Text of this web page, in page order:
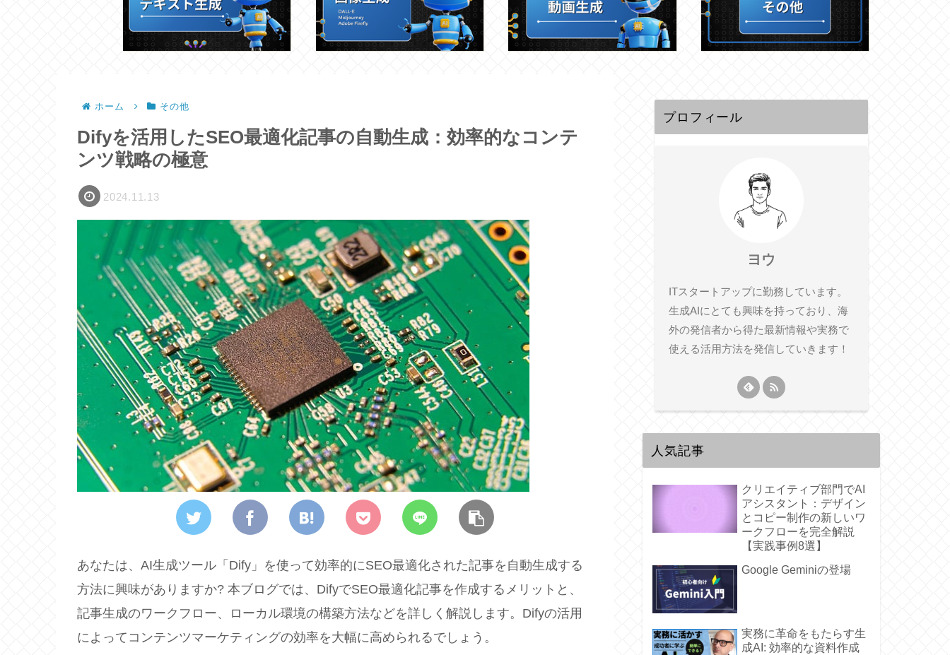
ホーム その他
Difyを活用したSEO最適化記事の自動生成：効率的なコンテ
ンツ戦略の極意
2024.11.13
あなたは、AI生成ツール「Dify」を使って効率的にSEO最適化された記事を自動生成する
方法に興味がありますか? 本ブログでは、DifyでSEO最適化記事を作成するメリットと、
記事生成のワークフロー、ローカル環境の構築方法などを詳しく解説します。Difyの活用
によってコンテンツマーケティングの効率を大幅に高められるでしょう。
プロフィール
ヨウ
ITスタートアップに勤務しています。
生成AIにとても興味を持っており、海
外の発信者から得た最新情報や実務で
使える活用方法を発信していきます！
人気記事
クリエイティブ部門でAI
アシスタント：デザイン
とコピー制作の新しいワ
ークフローを完全解説
【実践事例8選】
Google Geminiの登場
実務に革命をもたらす生
成AI: 効率的な資料作成